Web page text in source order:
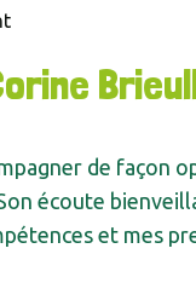
de façon
écoute
et mes